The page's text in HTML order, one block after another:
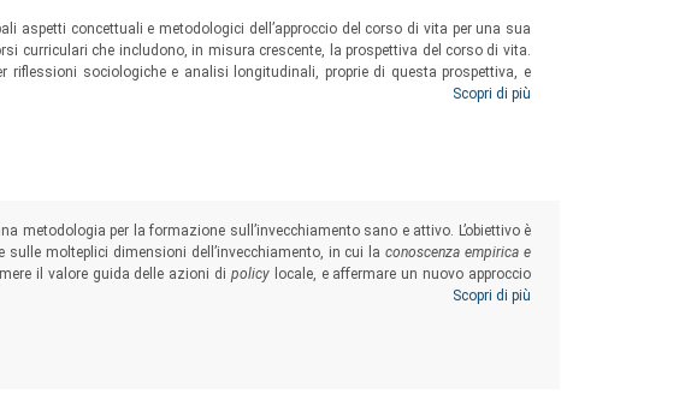
aspetti concettuali e metodologici dell’approccio del corso di vita per una sua
curriculari che includono, in misura crescente, la prospettiva del corso di vita.
riflessioni sociologiche e analisi longitudinali, proprie di questa prospettiva, e
che contrastino o favoriscano determinati
Scopri di più
metodologia per la formazione sull’invecchiamento sano e attivo. L’obiettivo è
sulle molteplici dimensioni dell’invecchiamento, in cui laconoscenza empirica e
il valore guida delle azioni di policy locale, e affermare un nuovo approccio
sociale, a favore di una compiuta cittadinanza dell’anziano e del proprio
Scopri di più